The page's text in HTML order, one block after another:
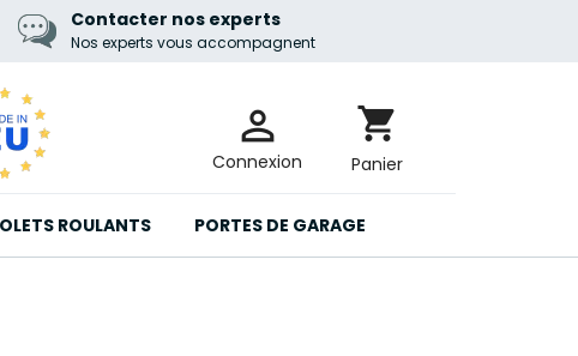
Contacter nos experts
Nos experts vous accompagnent

Connexion
shopping_cart
Panier
ROULANTS PORTES DE GARAGE